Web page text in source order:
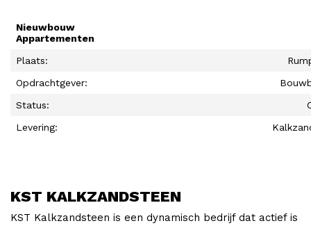
Nieuwbouw
Appartementen
Plaats:
Opdrachtgever:
Status:
Levering:
KST KALKZANDSTEEN
KST Kalkzandsteen is een dynamisch bedrijf dat actief is